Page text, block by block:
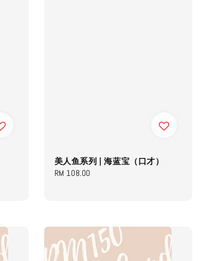
美人鱼系列 | 海蓝宝（口才）
Regular
RM 108.00